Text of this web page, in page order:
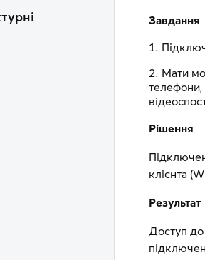
Завдання
Мати
телефони,
Рішення
клієнта
Результат
Доступ до